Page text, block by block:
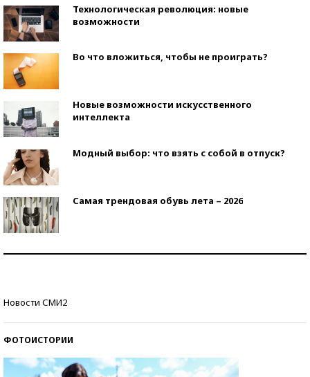
Технологическая революция: новые
возможности
Во что вложиться, чтобы не проиграть?
Новые возможности искусственного
интеллекта
Модный выбор: что взять с собой в отпуск?
Самая трендовая обувь лета – 2026
Новости СМИ2
ФОТОИСТОРИИ